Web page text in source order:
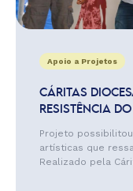
Apoio a Projetos
CÁRITAS
RESISTÊNCIA
Projeto
artísticas que
Realizado pela